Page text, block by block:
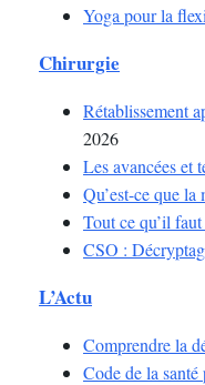
Yoga pour la
Chirurgie
Rétablissement
2026
Les avancées et
Qu’est-ce que
Tout ce qu’il
CSO :
L’Actu
Comprendre la
Code de la